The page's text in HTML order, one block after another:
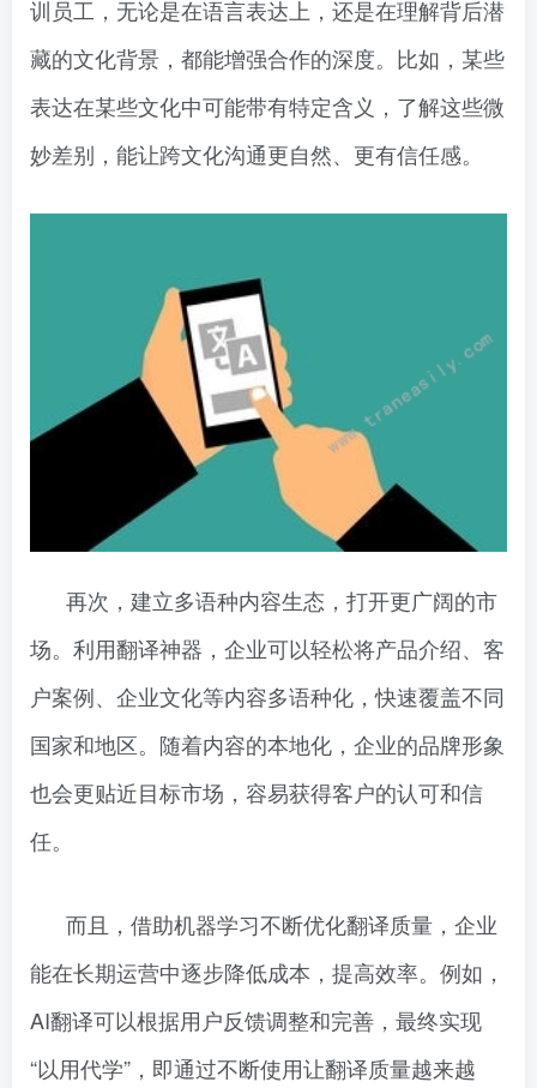
训员工，无论是在语言表达上，还是在理解背后潜
藏的文化背景，都能增强合作的深度。比如，某些
表达在某些文化中可能带有特定含义，了解这些微
妙差别，能让跨文化沟通更自然、更有信任感。
再次，建立多语种内容生态，打开更广阔的市
场。利用翻译神器，企业可以轻松将产品介绍、客
户案例、企业文化等内容多语种化，快速覆盖不同
国家和地区。随着内容的本地化，企业的品牌形象
也会更贴近目标市场，容易获得客户的认可和信
任。
而且，借助机器学习不断优化翻译质量，企业
能在长期运营中逐步降低成本，提高效率。例如，
AI翻译可以根据用户反馈调整和完善，最终实现
“以用代学”，即通过不断使用让翻译质量越来越